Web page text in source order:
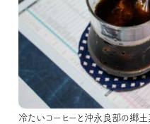
冷たいコーヒーと沖永良部の郷土
冷たいコーヒーと沖永良部の郷土